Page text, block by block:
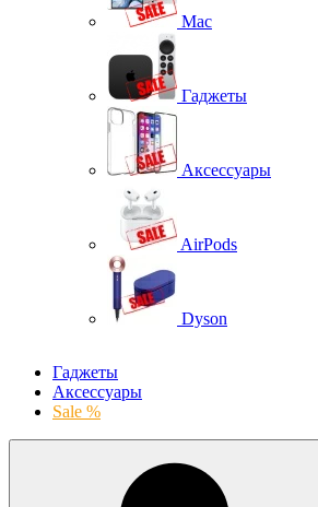
Mac
Гаджеты
Аксессуары
AirPods
Dyson
Гаджеты
Аксессуары
Sale %